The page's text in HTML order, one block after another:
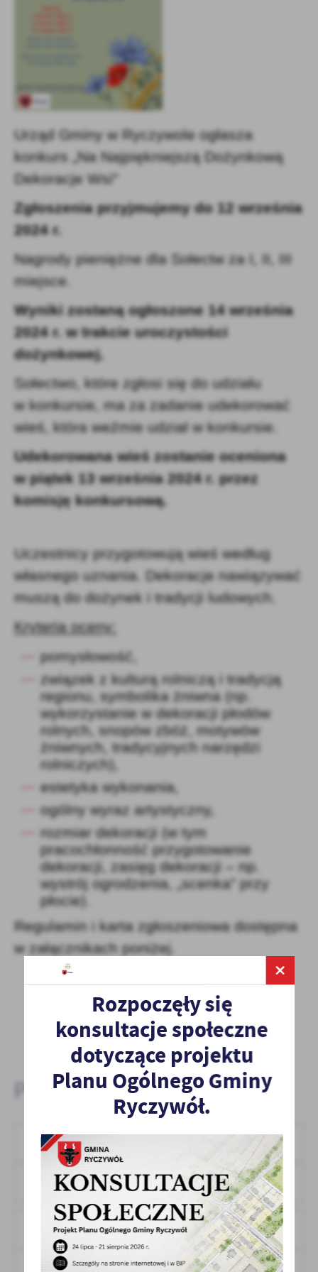
firm będących naszymi partnerami oraz innych dostawców usług.
Urząd Gminy w Ryczywole ogłasza
konkurs „Na Najpiękniejszą Dożynkową
Dekoracje Wsi"
Zgłoszenia przyjmujemy do 12 września
2024 r.
Nagrody pieniężne dla Sołectw za I, II, III
miejsce.
Wyniki zostaną ogłoszone 14 września
2024 r. w trakcie uroczystości
dożynkowej.
Sołectwo, które zgłosi się do udziału
w konkursie, ma za zadanie udekorować
wieś, która weźmie udział w konkursie.
Udekorowana wieś zostanie oceniona
w piątek 13 września 2024 r.przez
komisję konkursową.
Uczestnicy przygotowują wieś według
własnego uznania. Dekoracje nawiązywać
muszą do dożynek i tradycji ludowych.
Kryteria oceny:
pomysłowość,
związek z kulturą rolniczą i tradycją
regionu, symbolika żniwna (np.
wykorzystanie w dekoracji płodów
rolnych, snopów zbóż, motywów
żniwnych, tradycyjnych narzędzi
rolniczych),
estetyka wykonania,
ogólny wyraz artystyczny,
rozmiar dekoracji (w tym
pracochłonność przygotowanie
dekoracji, zasięg dekoracji – np.
wystrój ogrodzenia, „scenka” przy
płocie).
Regulamin i karta zgłoszeniowa dostępna
w załącznikach poniżej.
Pliki do pobrania:
Regulamin konkursu dożynkowego
Format: DOCX,15.35 KB POBIERZ
karta zgłoszenia do konkursu
Format:ODT,5.82 KB POBIERZ
Rozpoczęły się
konsultacje społeczne
dotyczące projektu
Planu Ogólnego Gminy
Ryczywół.